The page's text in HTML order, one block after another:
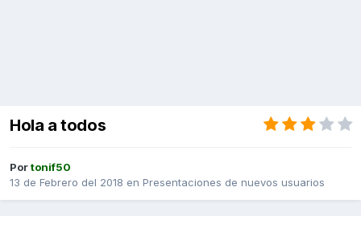
Hola a todos
Portonif50
13 de Febrero del 2018 en Presentaciones de nuevos usuarios